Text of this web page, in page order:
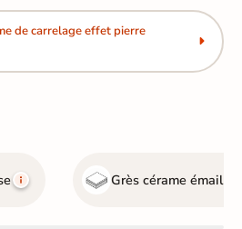
de carrelage effet pierre
Grès cérame émaillé